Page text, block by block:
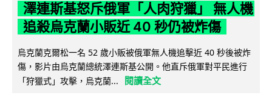
澤連斯基怒斥俄軍「人肉狩獵」 無人機
追殺烏克蘭小販近 40 秒仍被炸傷
烏克蘭克爾松一名 52 歲小販被俄軍無人機追擊近 40 秒後被炸
傷，影片由烏克蘭總統澤連斯基公開。他直斥俄軍對平民進行
「狩獵式」攻擊，烏克蘭...
閱讀全文